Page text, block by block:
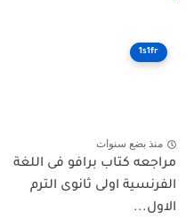
1s1fr
منذ بضع سنوات
مراجعه كتاب برافو فى اللغة
الفرنسية اولى ثانوى الترم
الاول...